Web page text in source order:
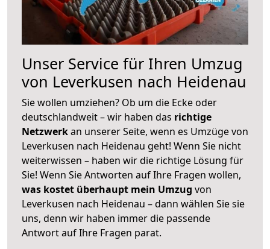
Unser Service für Ihren Umzug
von Leverkusen nach Heidenau
Sie wollen umziehen? Ob um die Ecke oder
deutschlandweit – wir haben das richtige
Netzwerkan unserer Seite, wenn es Umzüge von
Leverkusen nach Heidenau geht! Wenn Sie nicht
weiterwissen – haben wir die richtige Lösung für
Sie! Wenn Sie Antworten auf Ihre Fragen wollen,
was kostet überhaupt mein Umzug von
Leverkusen nach Heidenau – dann wählen Sie sie
uns, denn wir haben immer die passende
Antwort auf Ihre Fragen parat.